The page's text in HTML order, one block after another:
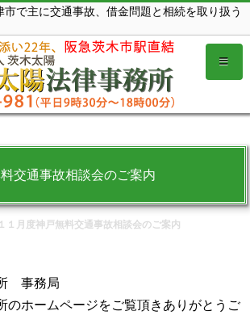
で主に交通事故、借金問題と相続を取り扱う
交通事故相談会のご案内
１１月度神戸無料交通事故相談会のご案内
事務局
ホームページをご覧頂きありがとうご